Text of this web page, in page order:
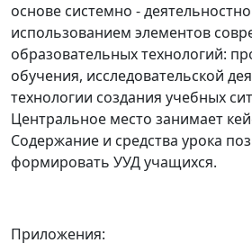
основе системно -
использованием элементов
образовательных технологий:
обучения, исследовательской
технологии создания учебных
Центральное место занимает
Содержание и средства урока
формировать УУД учащихся.
Приложения: